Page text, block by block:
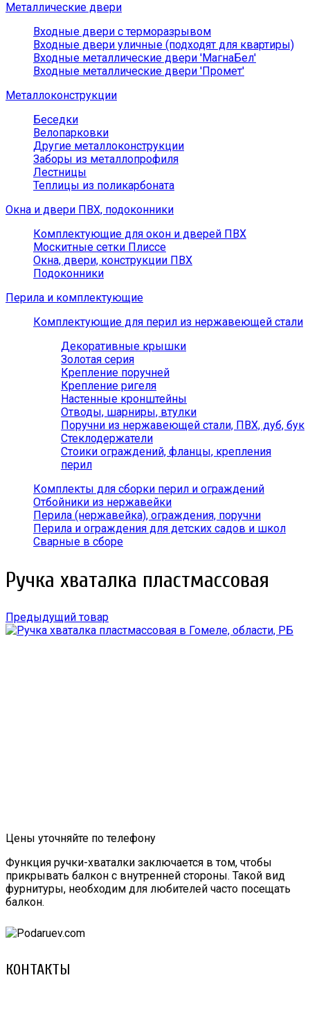
Металлические двери
Входные двери с терморазрывом
Входные двери уличные (подходят для квартиры)
Входные металлические двери 'МагнаБел'
Входные металлические двери 'Промет'
Металлоконструкции
Беседки
Велопарковки
Другие металлоконструкции
Заборы из металлопрофиля
Лестницы
Теплицы из поликарбоната
Окна и двери ПВХ, подоконники
Комплектующие для окон и дверей ПВХ
Москитные сетки Плиссе
Окна, двери, конструкции ПВХ
Подоконники
Перила и комплектующие
Комплектующие для перил из нержавеющей стали
Декоративные крышки
Золотая серия
Крепление поручней
Крепление ригеля
Настенные кронштейны
Отводы, шарниры, втулки
Поручни из нержавеющей стали, ПВХ, дуб, бук
Стеклодержатели
Стоики ограждений, фланцы, крепления
перил
Комплекты для сборки перил и ограждений
Отбойники из нержавейки
Перила (нержавейка), ограждения, поручни
Перила и ограждения для детских садов и школ
Сварные в сборе
Ручка хваталка пластмассовая
Предыдущий товар
Цены уточняйте по телефону
Функция ручки-хваталки заключается в том, чтобы
прикрывать балкон с внутренней стороны. Такой вид
фурнитуры, необходим для любителей часто посещать
балкон.
КОНТАКТЫ